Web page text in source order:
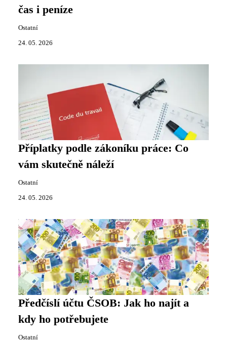
čas i peníze
Ostatní
24. 05. 2026
Příplatky podle zákoníku práce: Co
vám skutečně náleží
Ostatní
24. 05. 2026
Předčíslí účtu ČSOB: Jak ho najít a
kdy ho potřebujete
Ostatní